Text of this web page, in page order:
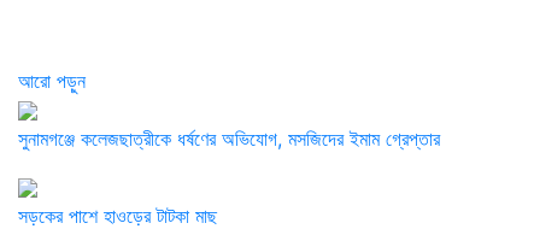
আরো পড়ুন
সুনামগঞ্জে কলেজছাত্রীকে ধর্ষণের অভিযোগ, মসজিদের ইমাম গ্রেপ্তার
সড়কের পাশে হাওড়ের টাটকা মাছ